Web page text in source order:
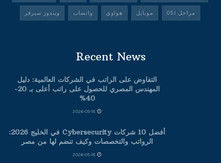
مراحل OSI موبايل هواوي واتساب ويندوز سيرفر
Recent News
التفاوض على الراتب في الشركات العالمية: دليل
المهندس المصري للحصول على راتب أعلى بـ 20-
40%
أفضل 10 شركات Cybersecurity في الخليج 2026:
الرواتب والتخصصات وكيف تنضم لها من مصر